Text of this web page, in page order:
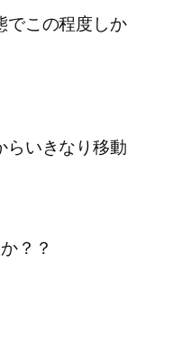
でこの程度しか
らいきなり移動
？？